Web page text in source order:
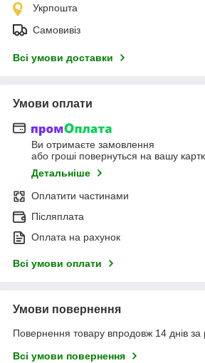
Укрпошта
Самовивіз
Всі умови доставки
Умови оплати
Ви отримаєте замовлення
або гроші повернуться на вашу
Детальніше
Оплатити частинами
Післяплата
Оплата на рахунок
Всі умови оплати
Умови повернення
Повернення товару впродовж 14 днів за
Всі умови повернення